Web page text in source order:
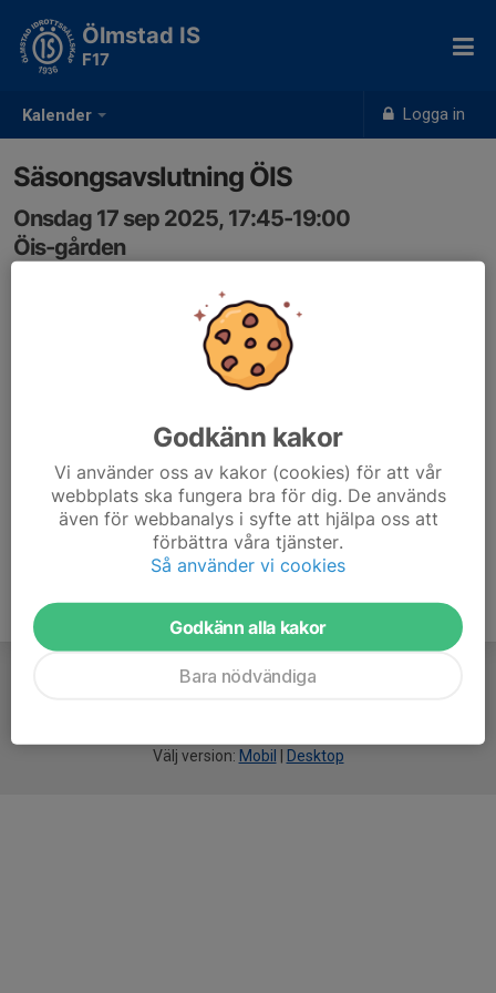
Kalender Logga in
Ölmstad IS
F17
Säsongsavslutning ÖIS
Onsdag 17 sep 2025, 17:45-19:00
Öis-gården
Samling: 17:45, Öis-gården
Medtag fotbollsskor, benskydd och vattenflaska
Välj version: Mobil Desktop
Godkänn kakor
Vi använder oss av kakor (cookies) för att vår
webbplats ska fungera bra för dig. De används
även för webbanalys i syfte att hjälpa oss att
förbättra våra tjänster.
Så använder vi cookies
Godkänn alla kakor
Bara nödvändiga